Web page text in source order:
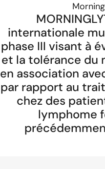
internationale
phase III visant à
et la tolérance du
en association
par rapport au
chez des
lymphome